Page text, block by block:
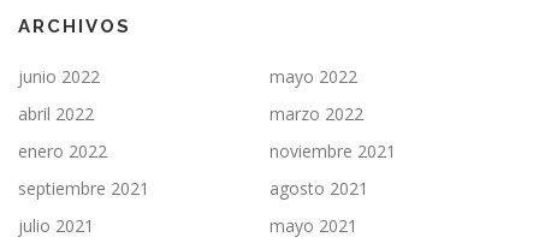
ARCHIVOS
junio 2022
mayo 2022
abril 2022
marzo 2022
enero 2022
noviembre 2021
septiembre 2021
agosto 2021
julio 2021
mayo 2021